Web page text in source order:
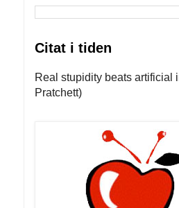
Citat i tiden
Real stupidity beats artificial
Pratchett)